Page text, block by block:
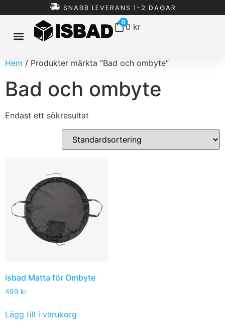
SNABB LEVERANS 1-2 DAGAR
00 kr
Hem / Produkter märkta ”Bad och ombyte”
Bad och ombyte
Endast ett sökresultat
Isbad Matta för Ombyte
499 kr
Lägg till i varukorg